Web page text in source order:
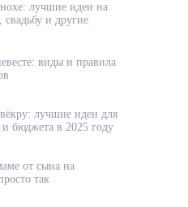
лучшие идеи на
и другие
виды и правила
лучшие идеи для
бюджета в 2025 году
от сына на
так